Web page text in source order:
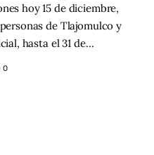
hoy 15 de diciembre,
de Tlajomulco y
hasta el 31 de…
0